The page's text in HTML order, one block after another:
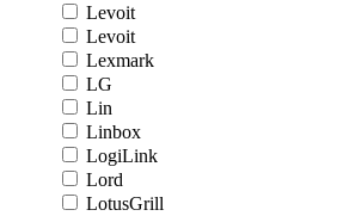
Levoit
Levoit
Lexmark
LG
Lin
Linbox
LogiLink
Lord
LotusGrill